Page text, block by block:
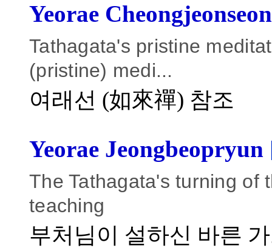
Yeorae Cheongjeonseon
Tathagata's pristine
(pristine) medi...
여래선 (如來禪) 참조
Yeorae Jeongbeopryun
The Tathagata's turning of
teaching
부처님이 설하신 바른